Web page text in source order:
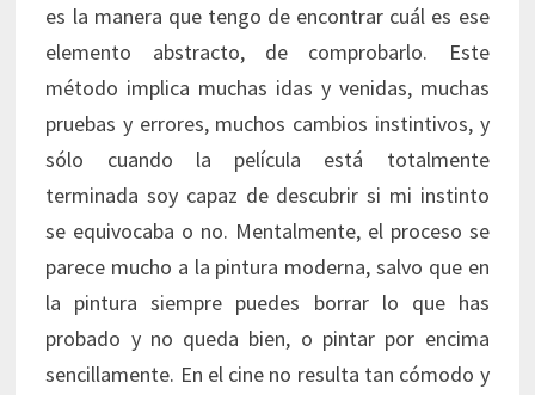
es la manera que tengo de encontrar cuál es ese
elemento abstracto, de comprobarlo. Este
método implica muchas idas y venidas, muchas
pruebas y errores, muchos cambios instintivos, y
sólo cuando la película está totalmente
terminada soy capaz de descubrir si mi instinto
se equivocaba o no. Mentalmente, el proceso se
parece mucho a la pintura moderna, salvo que en
la pintura siempre puedes borrar lo que has
probado y no queda bien, o pintar por encima
sencillamente. En el cine no resulta tan cómodo y